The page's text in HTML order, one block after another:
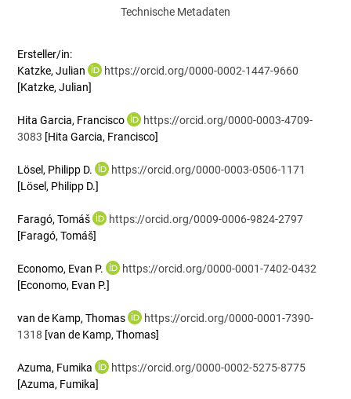
Technische Metadaten
Ersteller/in:
Katzke, Julian
https://orcid.org/0000-0002-1447-9660
[Katzke, Julian]
Hita Garcia, Francisco
https://orcid.org/0000-0003-4709-
3083 [Hita Garcia, Francisco]
Lösel, Philipp D.
https://orcid.org/0000-0003-0506-1171
[Lösel, Philipp D.]
Faragó, Tomáš
https://orcid.org/0009-0006-9824-2797
[Faragó, Tomáš]
Economo, Evan P.
https://orcid.org/0000-0001-7402-0432
[Economo, Evan P.]
van de Kamp, Thomas
https://orcid.org/0000-0001-7390-
1318 [van de Kamp, Thomas]
Azuma, Fumika
https://orcid.org/0000-0002-5275-8775
[Azuma, Fumika]